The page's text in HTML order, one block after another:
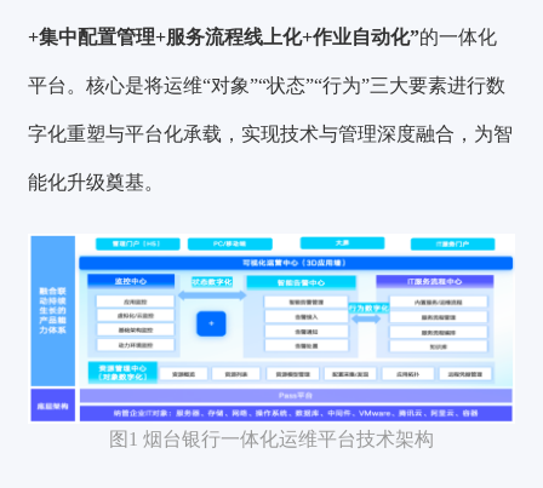
+集中配置管理+服务流程线上化+作业自动化”的一体化
平台。核心是将运维“对象”“状态”“行为”三大要素进行数
字化重塑与平台化承载，实现技术与管理深度融合，为智
能化升级奠基。
图1 烟台银行一体化运维平台技术架构